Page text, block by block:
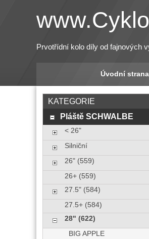
Prvotřídní kolo díly od fajnových
Úvodní strana
KATEGORIE
Pláště SCHWALBE
< 26"
Silniční
26" (559)
26+ (559)
27.5" (584)
27.5+ (584)
28" (622)
BIG APPLE